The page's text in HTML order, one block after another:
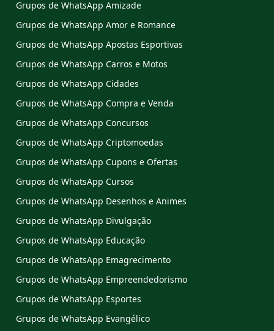
Grupos de WhatsApp Amizade
Grupos de WhatsApp Amor e Romance
Grupos de WhatsApp Apostas Esportivas
Grupos de WhatsApp Carros e Motos
Grupos de WhatsApp Cidades
Grupos de WhatsApp Compra e Venda
Grupos de WhatsApp Concursos
Grupos de WhatsApp Criptomoedas
Grupos de WhatsApp Cupons e Ofertas
Grupos de WhatsApp Cursos
Grupos de WhatsApp Desenhos e Animes
Grupos de WhatsApp Divulgação
Grupos de WhatsApp Educação
Grupos de WhatsApp Emagrecimento
Grupos de WhatsApp Empreendedorismo
Grupos de WhatsApp Esportes
Grupos de WhatsApp Evangélico